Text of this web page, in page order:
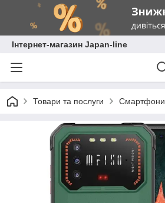
Інтернет-магазин Japan-line
Товари та послуги Смартфони